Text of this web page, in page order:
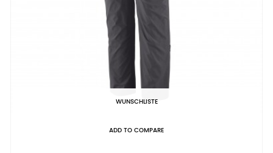
WUNSCHLISTE
ADD TO COMPARE